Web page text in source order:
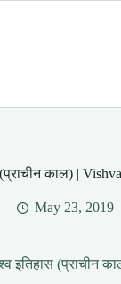
(प्राचीन काल) |
May 23, 2019
इतिहास (प्राचीन